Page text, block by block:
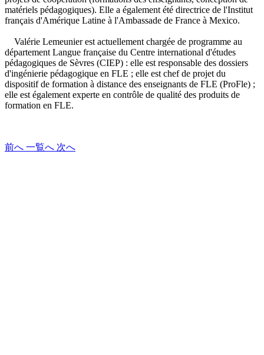
matériels pédagogiques). Elle a également été directrice de l'Institut
français d'Amérique Latine à l'Ambassade de France à Mexico.
Valérie Lemeunier est actuellement chargée de programme au
département Langue française du Centre international d'études
pédagogiques de Sèvres (CIEP) : elle est responsable des dossiers
d'ingénierie pédagogique en FLE ; elle est chef de projet du
dispositif de formation à distance des enseignants de FLE (ProFle) ;
elle est également experte en contrôle de qualité des produits de
formation en FLE.
前へ 一覧へ 次へ